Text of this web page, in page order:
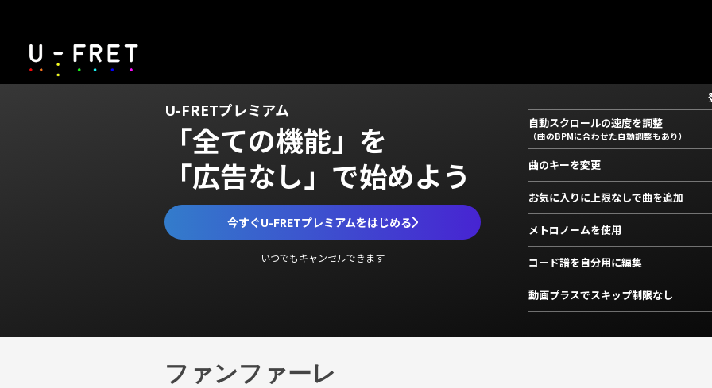
U-FRETプレミアム
「全ての機能」を
「広告なし」で始めよう
今すぐU-FRETプレミアムをはじめる
いつでもキャンセルできます
自動スクロールの速度を調整
（曲のBPMに合わせた自動調整もあり）
曲のキーを変更
お気に入りに上限なしで曲を追加
メトロノームを使用
コード譜を自分用に編集
動画プラスでスキップ制限なし
ファンファーレ